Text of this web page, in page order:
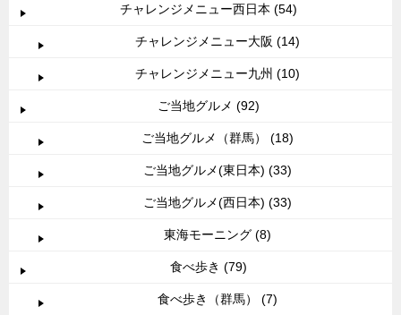
チャレンジメニュー西日本 (54)
チャレンジメニュー大阪 (14)
チャレンジメニュー九州 (10)
ご当地グルメ (92)
ご当地グルメ（群馬） (18)
ご当地グルメ(東日本) (33)
ご当地グルメ(西日本) (33)
東海モーニング (8)
食べ歩き (79)
食べ歩き（群馬） (7)